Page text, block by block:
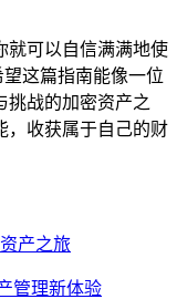
就可以自信满满地使
望这篇指南能像一位
挑战的加密资产之
，收获属于自己的财
产之旅
管理新体验